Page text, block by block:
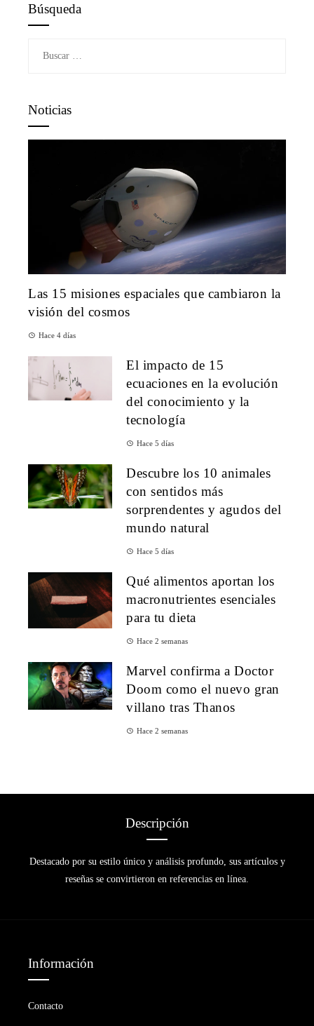
Búsqueda
Noticias
Las 15 misiones espaciales que cambiaron la
visión del cosmos
Hace 4 días
El impacto de 15
ecuaciones en la evolución
del conocimiento y la
tecnología
Hace 5 días
Descubre los 10 animales
con sentidos más
sorprendentes y agudos del
mundo natural
Hace 5 días
Qué alimentos aportan los
macronutrientes esenciales
para tu dieta
Hace 2 semanas
Marvel confirma a Doctor
Doom como el nuevo gran
villano tras Thanos
Hace 2 semanas
Descripción
Destacado por su estilo único y análisis profundo, sus artículos y
reseñas se convirtieron en referencias en línea.
Información
Contacto